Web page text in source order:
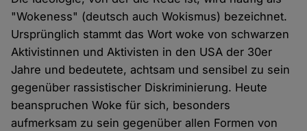
"Wokeness" (deutsch auch Wokismus) bezeichnet.
Ursprünglich stammt das Wort woke von schwarzen
Aktivistinnen und Aktivisten in den USA der 30er
Jahre und bedeutete, achtsam und sensibel zu sein
gegenüber rassistischer Diskriminierung. Heute
beanspruchen Woke für sich, besonders
aufmerksam zu sein gegenüber allen Formen von